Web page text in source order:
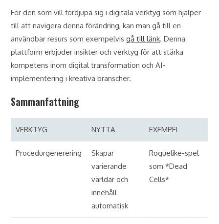
För den som vill fördjupa sig i digitala verktyg som hjälper
till att navigera denna förändring, kan man gå till en
användbar resurs som exempelvisgå till länk. Denna
plattform erbjuder insikter och verktyg för att stärka
kompetens inom digital transformation och AI-
implementering i kreativa branscher.
Sammanfattning
VERKTYG NYTTA EXEMPEL
Procedurgenerering
Skapar
varierande
världar och
innehåll
automatisk
Roguelike-spel
som *Dead
Cells*